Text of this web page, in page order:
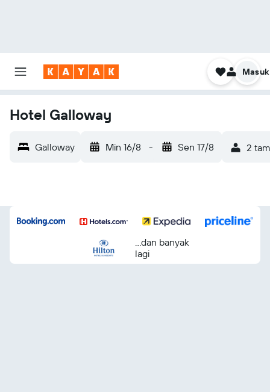
Masuk
Hotel Galloway
Galloway Min 16/8 - Sen 17/8 2
...dan banyak
lagi